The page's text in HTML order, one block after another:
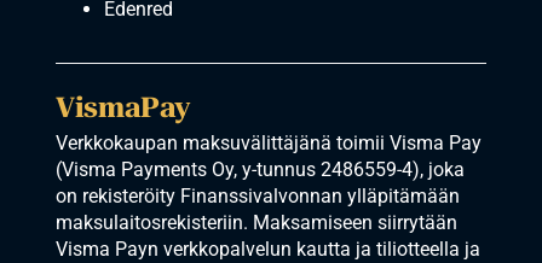
Edenred
VismaPay
Verkkokaupan maksuvälittäjänä toimii Visma Pay
(Visma Payments Oy, y-tunnus 2486559-4), joka
on rekisteröity Finanssivalvonnan ylläpitämään
maksulaitosrekisteriin. Maksamiseen siirrytään
Visma Payn verkkopalvelun kautta ja tiliotteella ja